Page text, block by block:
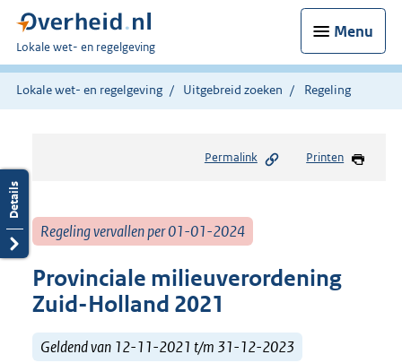
Menu
U
bent
hier:
Lokale wet- en regelgeving
Lokale wet- en regelgeving Uitgebreid zoeken Regeling
Permalink Printen
Regeling vervallen per 01-01-2024
Provinciale milieuverordening
Zuid-Holland 2021
Geldend van 12-11-2021 t/m 31-12-2023